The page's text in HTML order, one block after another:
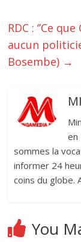
RDC : ‘’Ce
aucun
Bosembe) →
en
sommes la
informer 24
coins du globe.
You